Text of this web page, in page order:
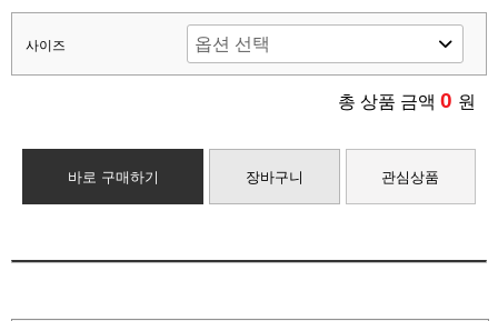
사이즈
총 상품 금액 0 원
바로 구매하기 장바구니 관심상품